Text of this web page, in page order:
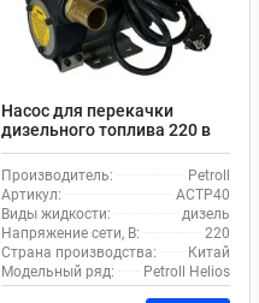
Насос для перекачки
дизельного топлива 220 в
Petroll Helios 40
Производитель:
Petroll
Артикул:
ACTP40
Виды жидкости:
дизель
Напряжение сети, В:
220
Страна производства:
Китай
Модельный ряд:
Petroll Helios